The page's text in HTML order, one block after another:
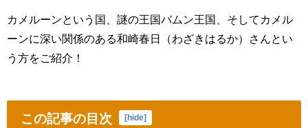
カメルーンという国、謎の王国バムン王国、そしてカメル
ーンに深い関係のある和崎春日（わざきはるか）さんとい
う方をご紹介！
この記事の目次 [hide]